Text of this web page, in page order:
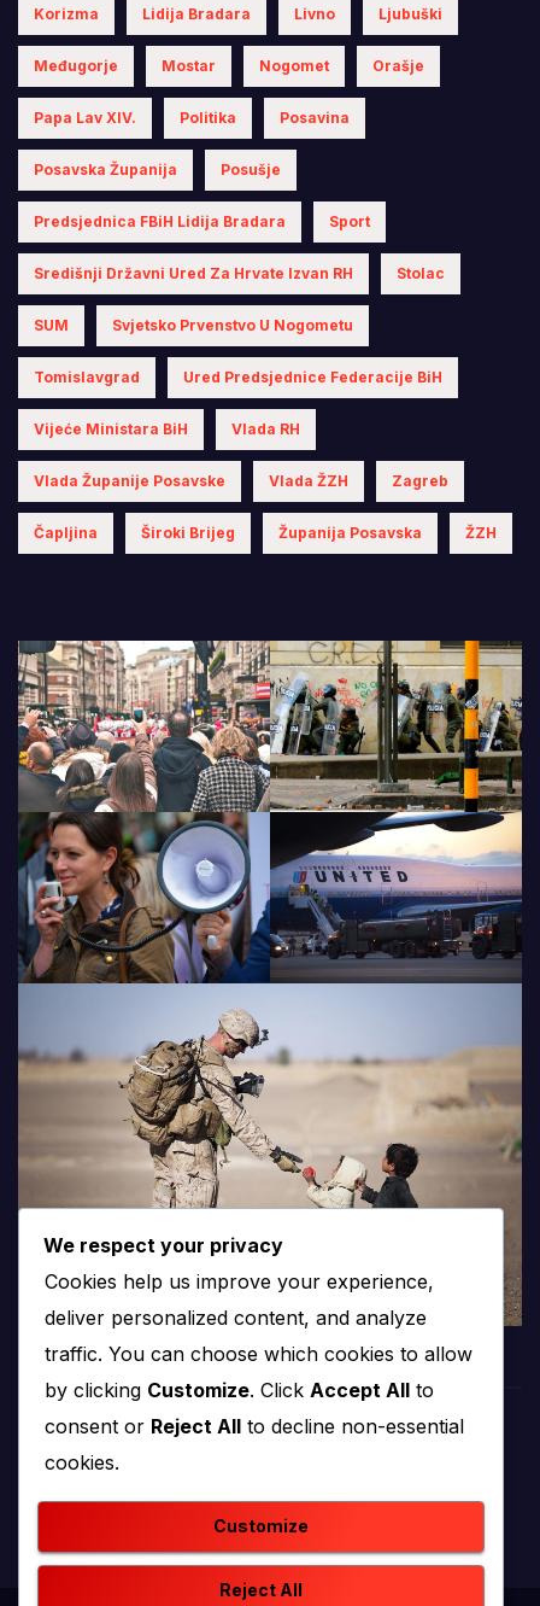
Korizma Lidija Bradara Livno Ljubuški
Međugorje Mostar Nogomet Orašje
Papa Lav XIV. Politika Posavina
Posavska Županija Posušje
Predsjednica FBiH Lidija Bradara Sport
Središnji Državni Ured Za Hrvate Izvan RH Stolac
SUM Svjetsko Prvenstvo U Nogometu
Tomislavgrad Ured Predsjednice Federacije BiH
Vijeće Ministara BiH Vlada RH
Vlada Županije Posavske Vlada ŽZH Zagreb
Čapljina Široki Brijeg Županija Posavska ŽZH
produkcija i emitiranje tv programa
We respect your privacy
Cookies help us improve your experience,
deliver personalized content, and analyze
traffic. You can choose which cookies to allow
by clicking Customize. Click Accept All to
consent or Reject All to decline non-essential
cookies.
Customize
Reject All